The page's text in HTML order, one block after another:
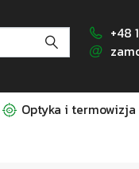
+48
Optyka i termowizja